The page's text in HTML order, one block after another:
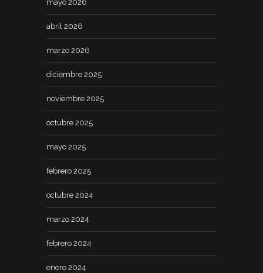
mayo 2026
abril 2026
marzo 2026
diciembre 2025
noviembre 2025
octubre 2025
mayo 2025
febrero 2025
octubre 2024
marzo 2024
febrero 2024
enero 2024